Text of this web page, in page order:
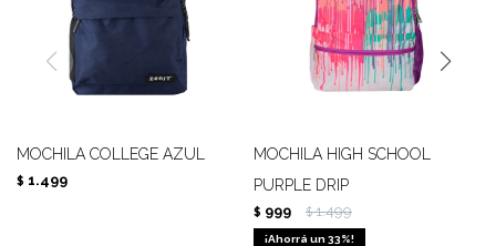
MOCHILA COLLEGE AZUL
$ 1.499
MOCHILA HIGH SCHOOL
PURPLE DRIP
$ 999 $ 1.499
33